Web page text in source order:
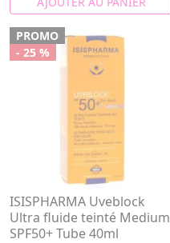
PROMO
- 25 %
ISISPHARMA Uveblock
Ultra fluide teinté Medium
SPF50+ Tube 40ml